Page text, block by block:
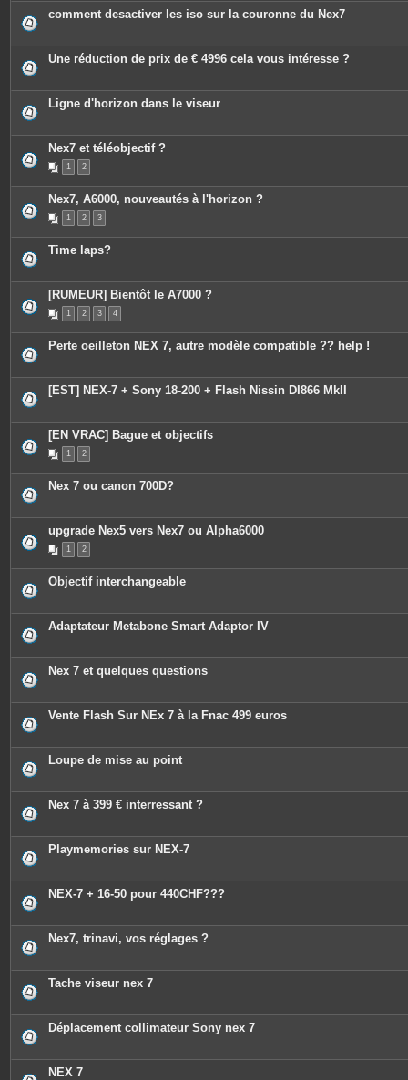
comment desactiver les iso sur la couronne du Nex7
Une réduction de prix de € 4996 cela vous intéresse ?
Ligne d'horizon dans le viseur
Nex7 et téléobjectif ?
1 2
Nex7, A6000, nouveautés à l'horizon ?
1 2 3
Time laps?
[RUMEUR] Bientôt le A7000 ?
1 2 3 4
Perte oeilleton NEX 7, autre modèle compatible ?? help !
[EST] NEX-7 + Sony 18-200 + Flash Nissin DI866 MkII
[EN VRAC] Bague et objectifs
1 2
Nex 7 ou canon 700D?
upgrade Nex5 vers Nex7 ou Alpha6000
1 2
Objectif interchangeable
Adaptateur Metabone Smart Adaptor IV
Nex 7 et quelques questions
Vente Flash Sur NEx 7 à la Fnac 499 euros
Loupe de mise au point
Nex 7 à 399 € interressant ?
Playmemories sur NEX-7
NEX-7 + 16-50 pour 440CHF???
Nex7, trinavi, vos réglages ?
Tache viseur nex 7
Déplacement collimateur Sony nex 7
NEX 7